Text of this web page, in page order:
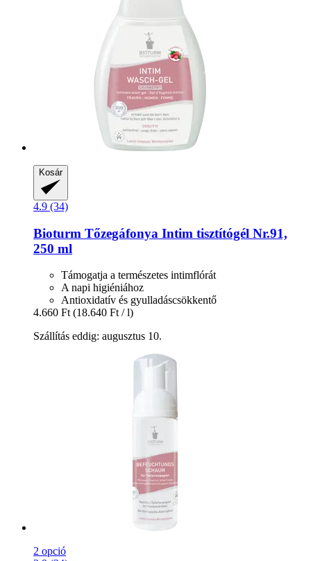
Kosár
4.9 (34)
Bioturm Tőzegáfonya Intim tisztítógél Nr.91,
250 ml
Támogatja a természetes intimflórát
A napi higiéniához
Antioxidatív és gyulladáscsökkentő
4.660 Ft (18.640 Ft / l)
Szállítás eddig: augusztus 10.
2 opció